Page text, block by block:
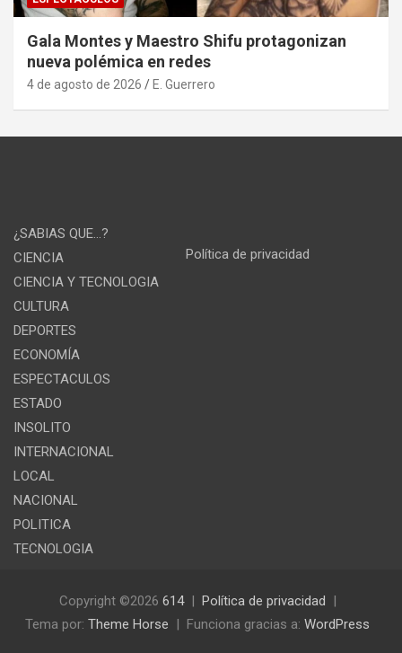
Gala Montes y Maestro Shifu protagonizan
nueva polémica en redes
4 de agosto de 2026 E. Guerrero
¿SABIAS QUE…?
CIENCIA
CIENCIA Y TECNOLOGIA
CULTURA
DEPORTES
ECONOMÍA
ESPECTACULOS
ESTADO
INSOLITO
INTERNACIONAL
LOCAL
NACIONAL
POLITICA
TECNOLOGIA
Política de privacidad
Copyright ©2026 614
Política de privacidad
Tema por: Theme Horse Funciona gracias a: WordPress